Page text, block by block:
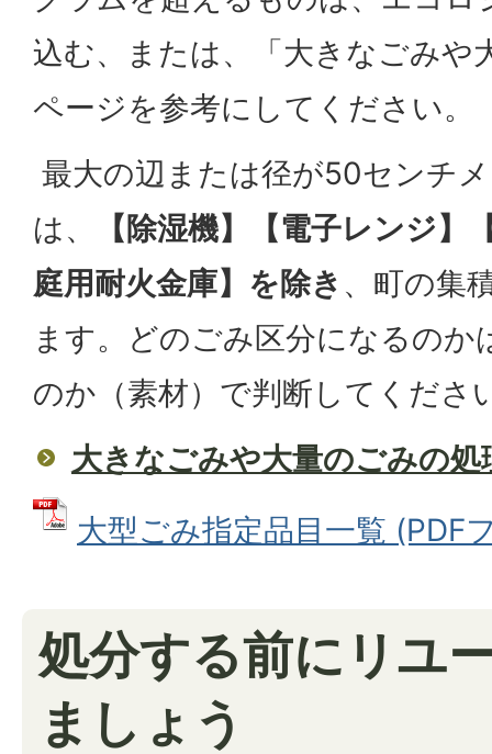
込む、または、「大きなごみや
ページを参考にしてください。
最大の辺または径が50センチ
は、
【除湿機】【電子レンジ】
庭用耐火金庫】を除き 、町の集
ます。どのごみ区分になるのか
のか（素材）で判断してくださ
大きなごみや大量のごみの処
大型ごみ指定品目一覧 (PDF
処分する前にリユ
ましょう